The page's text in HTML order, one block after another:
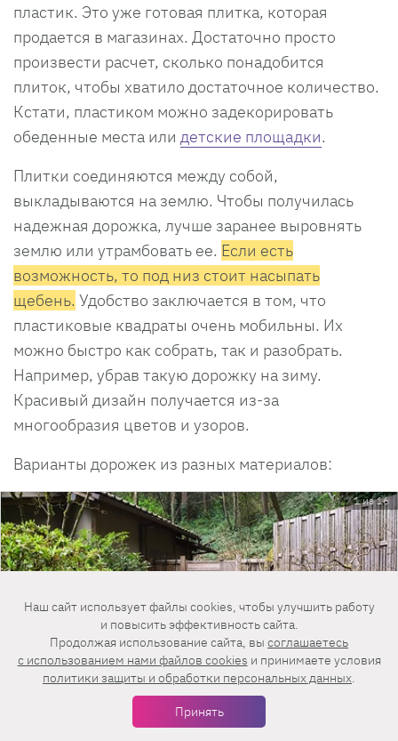
пластик. Это уже готовая плитка, которая
продается в магазинах. Достаточно просто
произвести расчет, сколько понадобится
плиток, чтобы хватило достаточное количество.
Кстати, пластиком можно задекорировать
обеденные места или детские площадки.
Плитки соединяются между собой,
выкладываются на землю. Чтобы получилась
надежная дорожка, лучше заранее выровнять
землю или утрамбовать ее. Если есть
возможность, то под низ стоит насыпать
щебень. Удобство заключается в том, что
пластиковые квадраты очень мобильны. Их
можно быстро как собрать, так и разобрать.
Например, убрав такую дорожку на зиму.
Красивый дизайн получается из-за
многообразия цветов и узоров.
Варианты дорожек из разных материалов:
1 из 16
Наш сайт использует файлы cookies, чтобы улучшить работу
и повысить эффективность сайта.
Продолжая использование сайта, вы соглашаетесь
c использованием нами файлов cookies и принимаете условия
политики защиты и обработки персональных данных.
Принять